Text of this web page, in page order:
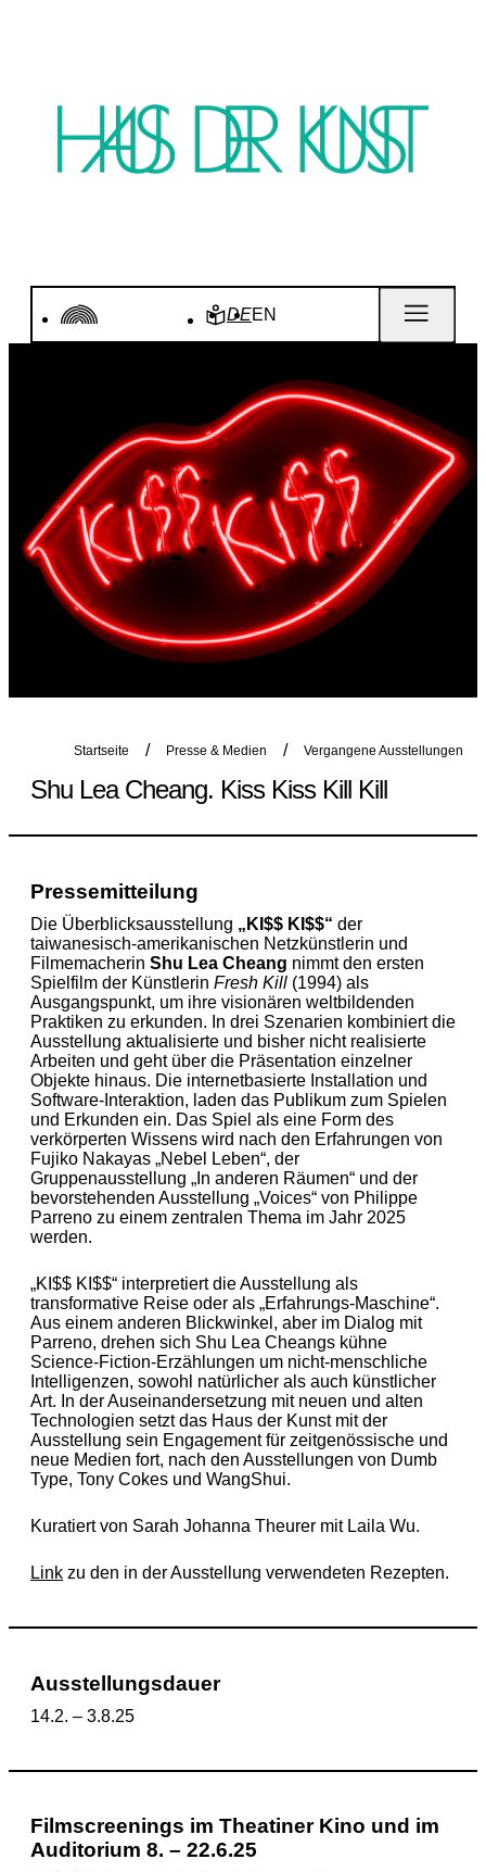
DEEN
Startseite Presse & Medien Vergangene Ausstellungen
Shu Lea Cheang. Kiss Kiss Kill Kill
Pressemitteilung
Die Überblicksausstellung „KI$$ KI$$“ der
taiwanesisch-amerikanischen Netzkünstlerin und
Filmemacherin Shu Lea Cheang nimmt den ersten
Spielfilm der Künstlerin Fresh Kill (1994) als
Ausgangspunkt, um ihre visionären weltbildenden
Praktiken zu erkunden. In drei Szenarien kombiniert die
Ausstellung aktualisierte und bisher nicht realisierte
Arbeiten und geht über die Präsentation einzelner
Objekte hinaus. Die internetbasierte Installation und
Software-Interaktion, laden das Publikum zum Spielen
und Erkunden ein. Das Spiel als eine Form des
verkörperten Wissens wird nach den Er­fahrungen von
Fujiko Nakayas „Nebel Leben“, der
Gruppenausstellung „In anderen Räumen“ und der
bevorstehenden Ausstellung „Voices“ von Philippe
Parreno zu einem zentralen Thema im Jahr 2025
werden.
„KI$$ KI$$“ interpretiert die Ausstellung als
transformative Reise oder als „Erfahrungs-Maschine“.
Aus einem anderen Blickwinkel, aber im Dialog mit
Parreno, drehen sich Shu Lea Cheangs kühne
Science-Fiction-Erzählungen um nicht-menschliche
Intelli­genzen, sowohl natürlicher als auch künstlicher
Art. In der Auseinandersetzung mit neuen und alten
Technologien setzt das Haus der Kunst mit der
Ausstellung sein Engagement für zeitgenössische und
neue Medien fort, nach den Ausstellungen von Dumb
Type, Tony Cokes und WangShui.
Kuratiert von Sarah Johanna Theurer mit Laila Wu.
Link zu den in der Ausstellung verwendeten Rezepten.
Ausstellungsdauer
14.2. – 3.8.25
Filmscreenings im Theatiner Kino und im
Auditorium 8. – 22.6.25